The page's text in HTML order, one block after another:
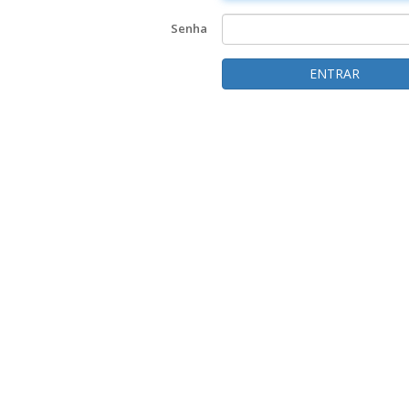
Senha
ENTRAR